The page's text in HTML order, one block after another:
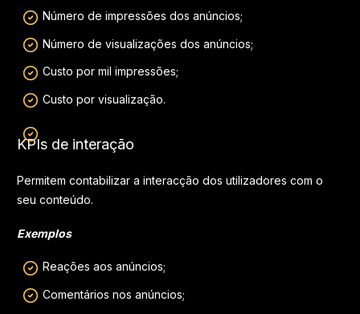
Número de impressões dos anúncios;
Número de visualizações dos anúncios;
Custo por mil impressões;
Custo por visualização.
KPIs de interação
Permitem contabilizar a interacção dos utilizadores com o
seu conteúdo.
Exemplos
Reações aos anúncios;
Comentários nos anúncios;